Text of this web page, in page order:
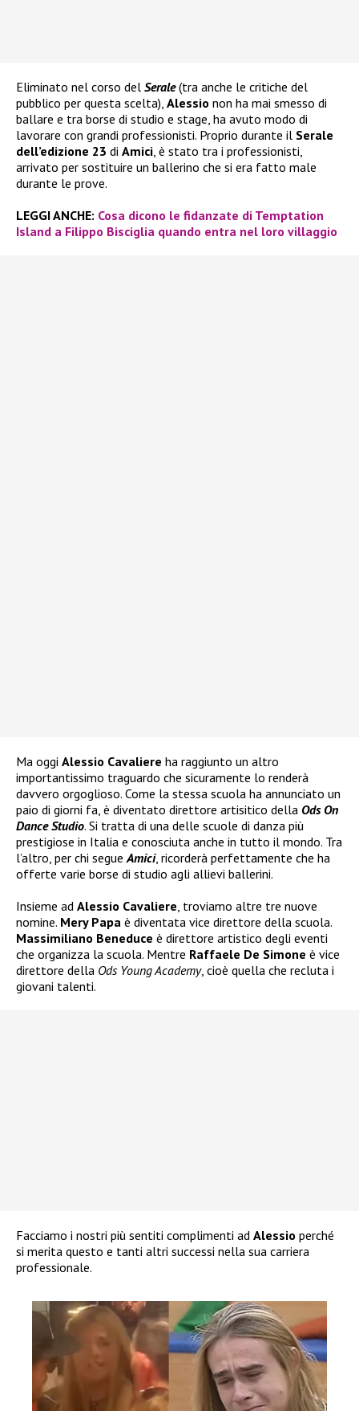
Eliminato nel corso del Serale(tra anche le critiche del
pubblico per questa scelta), Alessio non ha mai smesso di
ballare e tra borse di studio e stage, ha avuto modo di
lavorare con grandi professionisti. Proprio durante il Serale
dell’edizione 23 di Amici , è stato tra i professionisti,
arrivato per sostituire un ballerino che si era fatto male
durante le prove.
LEGGI ANCHE: Cosa dicono le fidanzate di Temptation
Island a Filippo Bisciglia quando entra nel loro villaggio
Ma oggi Alessio Cavaliere ha raggiunto un altro
importantissimo traguardo che sicuramente lo renderà
davvero orgoglioso. Come la stessa scuola ha annunciato un
paio di giorni fa, è diventato direttore artisitico della Ods On
Dance Studio. Si tratta di una delle scuole di danza più
prestigiose in Italia e conosciuta anche in tutto il mondo. Tra
l’altro, per chi segue Amici, ricorderà perfettamente che ha
offerte varie borse di studio agli allievi ballerini.
Insieme ad Alessio Cavaliere , troviamo altre tre nuove
nomine. Mery Papa è diventata vice direttore della scuola.
Massimiliano Beneduce è direttore artistico degli eventi
che organizza la scuola. Mentre Raffaele De Simone è vice
direttore della Ods Young Academy, cioè quella che recluta i
giovani talenti.
Facciamo i nostri più sentiti complimenti ad Alessio perché
si merita questo e tanti altri successi nella sua carriera
professionale.